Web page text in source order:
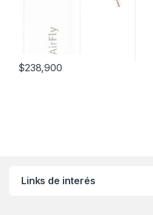
$238,900
Links de interés